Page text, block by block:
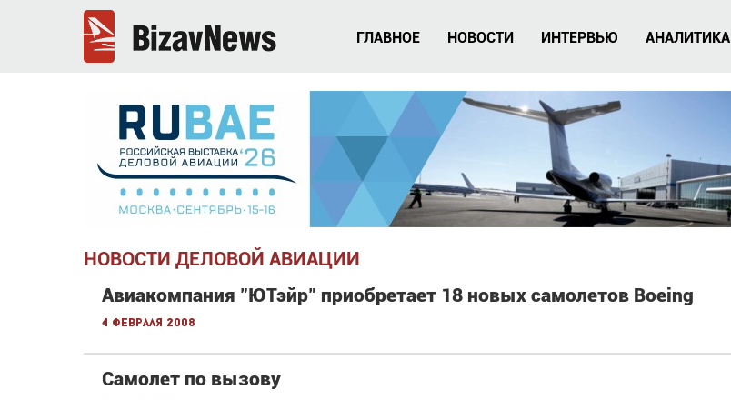
ГЛАВНОЕ НОВОСТИ ИНТЕРВЬЮ АНАЛИТИКА
НОВОСТИ ДЕЛОВОЙ АВИАЦИИ
Авиакомпания "ЮТэйр" приобретает 18 новых самолетов Boeing
4 февраля 2008
Самолет по вызову